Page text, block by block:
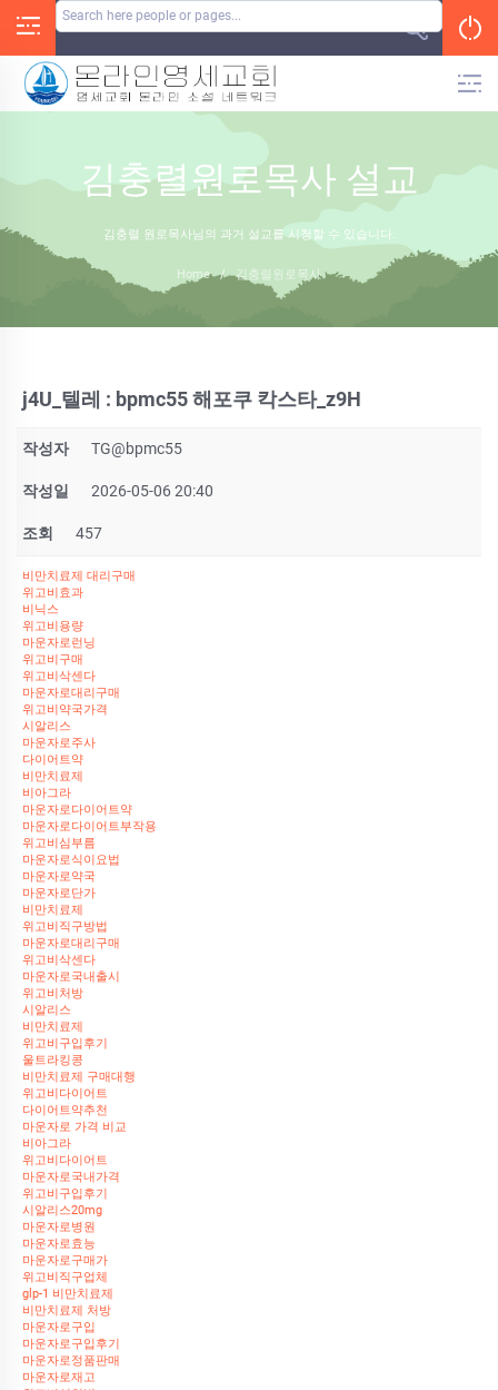
김충렬원로목사 설교
김충렬 원로목사님의 과거 설교를 시청할 수 있습니다.
Home / 김충렬원로목사
j4U_텔레 : bpmc55 해포쿠 칵스타_z9H
작성자 TG@bpmc55
작성일 2026-05-06 20:40
조회 457
비만치료제 대리구매
위고비효과
비닉스
위고비용량
마운자로런닝
위고비구매
위고비삭센다
마운자로대리구매
위고비약국가격
시알리스
마운자로주사
다이어트약
비만치료제
비아그라
마운자로다이어트약
마운자로다이어트부작용
위고비심부름
마운자로식이요법
마운자로약국
마운자로단가
비만치료제
위고비직구방법
마운자로대리구매
위고비삭센다
마운자로국내출시
위고비처방
시알리스
비만치료제
위고비구입후기
울트라킹콩
비만치료제 구매대행
위고비다이어트
다이어트약추천
마운자로 가격 비교
비아그라
위고비다이어트
마운자로국내가격
위고비구입후기
시알리스20mg
마운자로병원
마운자로효능
마운자로구매가
위고비직구업체
glp-1 비만치료제
비만치료제 처방
마운자로구입
마운자로구입후기
마운자로정품판매
마운자로재고